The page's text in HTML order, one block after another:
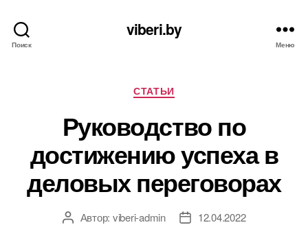
Поиск
viberi.by
Меню
Рубрики
СТАТЬИ
Руководство по
достижению успеха в
деловых переговорах
АвторАвтор: viberi-admin
Дата12.04.2022